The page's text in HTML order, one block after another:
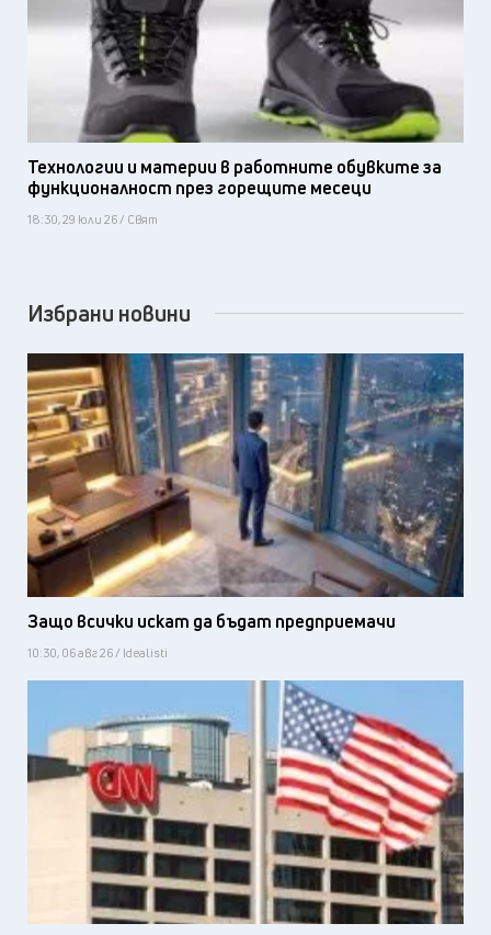
Технологии и материи в работните обувките за
функционалност през горещите месеци
18:30, 29 юли 26 / Свят
Избрани новини
Защо всички искат да бъдат предприемачи
10:30, 06 авг 26 / Idealisti